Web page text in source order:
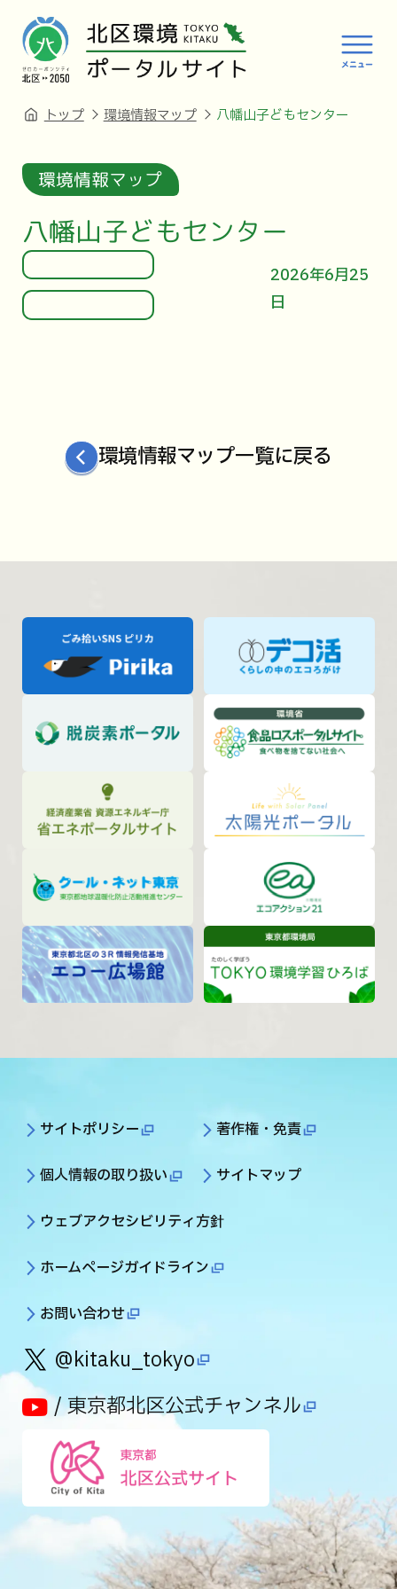
トップ 環境情報マップ 八幡山子どもセンター
環境情報マップ
八幡山子どもセンター
2026年6月25
日
環境情報マップ一覧に戻る
サイトポリシー 著作権・免責
個人情報の取り扱い サイトマップ
ウェブアクセシビリティ方針
ホームページガイドライン
お問い合わせ
@kitaku_tokyo
/ 東京都北区公式チャンネル